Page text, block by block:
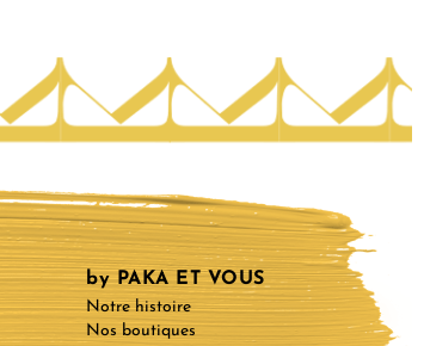
by PAKA ET VOUS
Notre histoire
Nos boutiques